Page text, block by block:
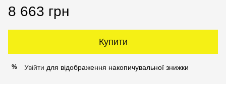
8 663 грн
Купити
% Увійти для відображення накопичувальної знижки